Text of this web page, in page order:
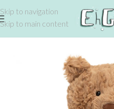
Skip to navigation
Skip to main content